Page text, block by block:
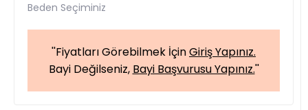
Beden Seçiminiz
''Fiyatları Görebilmek İçinGiriş Yapınız.
Bayi Değilseniz, Bayi Başvurusu Yapınız.''